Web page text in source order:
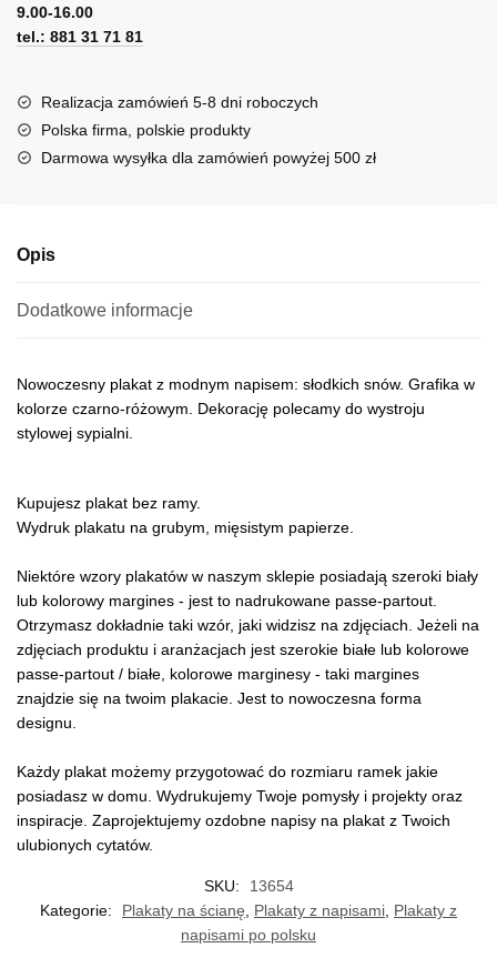
e
r
a
t
i
9.00-16.00
tel.: 881 31 71 81
Realizacja zamówień 5-8 dni roboczych
Polska firma, polskie produkty
Darmowa wysyłka dla zamówień powyżej 500 zł
Opis
Dodatkowe informacje
Nowoczesny plakat z modnym napisem: słodkich snów. Grafika w
kolorze czarno-różowym. Dekorację polecamy do wystroju
stylowej sypialni.
Kupujesz plakat bez ramy.
Wydruk plakatu na grubym, mięsistym papierze.
Niektóre wzory plakatów w naszym sklepie posiadają szeroki biały
lub kolorowy margines - jest to nadrukowane passe-partout.
Otrzymasz dokładnie taki wzór, jaki widzisz na zdjęciach. Jeżeli na
zdjęciach produktu i aranżacjach jest szerokie białe lub kolorowe
passe-partout / białe, kolorowe marginesy - taki margines
znajdzie się na twoim plakacie. Jest to nowoczesna forma
designu.
Każdy plakat możemy przygotować do rozmiaru ramek jakie
posiadasz w domu. Wydrukujemy Twoje pomysły i projekty oraz
inspiracje. Zaprojektujemy ozdobne napisy na plakat z Twoich
ulubionych cytatów.
SKU:
13654
Kategorie:
Plakaty na ścianę Plakaty z napisami Plakaty z
napisami po polsku